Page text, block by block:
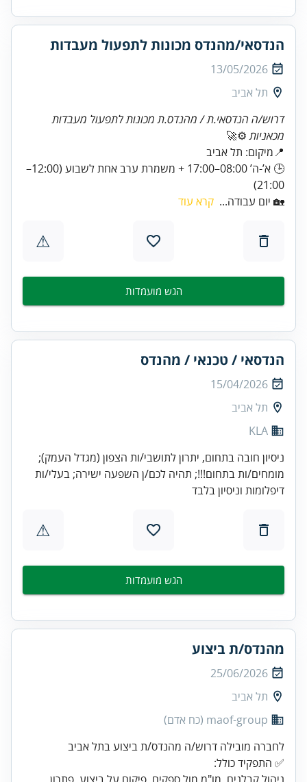
הנדסאי/מהנדס מכונות לתפעול מעבדות
13/05/2026
תל אביב
דרוש/ה הנדסאי.ת / מהנדס.ת מכונות לתפעול מעבדות
מכאניות⚙️🚀
🕒 א’-ה’ 08:00–17:00 + משמרת ערב אחת לשבוע (12:00–
21:00)
🏡 יום עבודה... קרא עוד
⚠
הגש מועמדות
הנדסאי / טכנאי / מהנדס
15/04/2026
תל אביב
KLA
ניסיון חובה בתחום, יתרון לתושבי/ות הצפון (מגדל העמק);
מומחים/ות בתחום!!!; תהיה לכם/ן השפעה ישירה; בעלי/ות
דיפלומות וניסיון בלבד
⚠
הגש מועמדות
מהנדס/ת ביצוע
25/06/2026
תל אביב
maof-group (כח אדם)